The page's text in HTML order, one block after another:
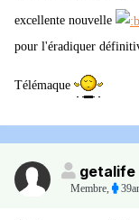
excellente nouvelle
pour l'éradiquer
Télémaque
getalife
Membre,